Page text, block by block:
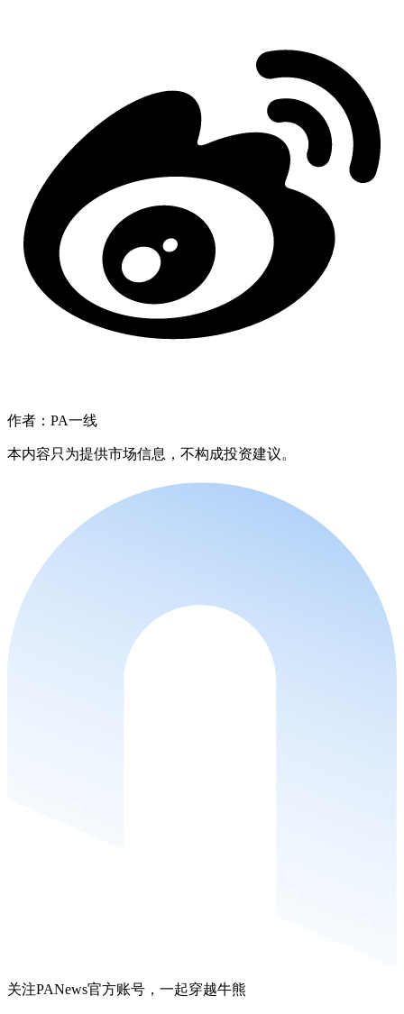
作者：PA一线
本内容只为提供市场信息，不构成投资建议。
关注PANews官方账号，一起穿越牛熊